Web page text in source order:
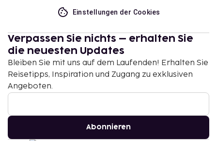
Einstellungen der Cookies
Verpassen Sie nichts – erhalten Sie
die neuesten Updates
Bleiben Sie mit uns auf dem Laufenden! Erhalten Sie
Reisetipps, Inspiration und Zugang zu exklusiven
Angeboten.
Abonnieren